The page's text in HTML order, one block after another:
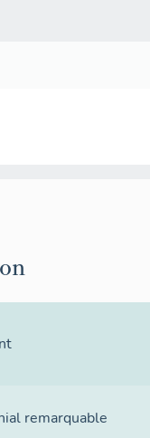
remarquable